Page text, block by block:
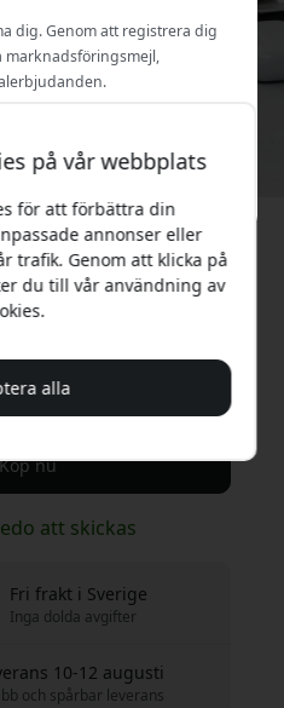
pris
SEK
nu
att skickas
Fri frakt i Sverige
Inga dolda avgifter
10-12 augusti
och spårbar leverans
på vår webbplats
för att förbättra din
annonser eller
trafik. Genom att klicka på
du till vår användning av
alla
dig. Genom att registrera dig
marknadsföringsmejl,